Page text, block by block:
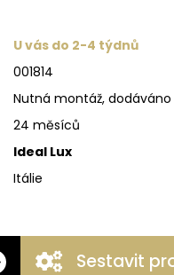
U vás do 2-4 týdnů
001814
Nutná montáž,
24 měsíců
Ideal Lux
Itálie
Sestavit